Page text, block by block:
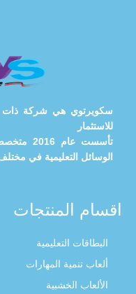
سكويرتوي هي شركة ذات
للاستثمار
تأسست
الوسائل التعليمية في
اقسام المنتجات
البطاقات التعليمية
ألعاب تنمية المهارات
الألعاب الخشبية